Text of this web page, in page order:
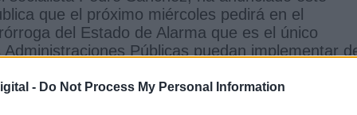
- Do Not Process My Personal Information
que el próximo miércoles pedirá en el
del Estado de Alarma que es el único
Públicas puedan implementar
la salida de esta pandemia. No solo porque
permanecen activas las medidas de ayudas a
etc.